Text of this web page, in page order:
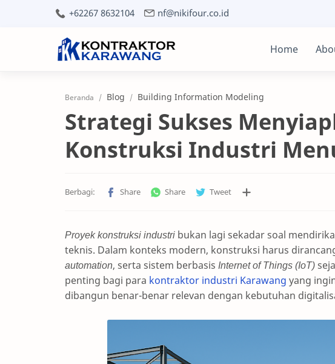
+62267 8632104 nf@nikifour.co.id
Home
Beranda Blog Building Information Modeling
Strategi Sukses
Konstruksi Industri
Proyek konstruksi industri bukan lagi sekadar soal
teknis. Dalam konteks modern, konstruksi harus
automation, serta sistem berbasis Internet of Things (IoT)
penting bagi para kontraktor industri Karawang yang
dibangun benar-benar relevan dengan kebutuhan